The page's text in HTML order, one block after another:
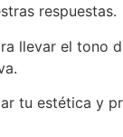
respuestas.
llevar el tono
tu estética y